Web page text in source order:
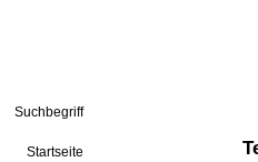
Startseite